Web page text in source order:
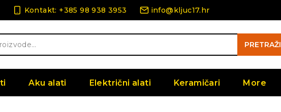
Kontakt: +385 98 938 3953 info@kljuc17.hr
PRETRAŽI
Aku alati Električni alati Keramičari More